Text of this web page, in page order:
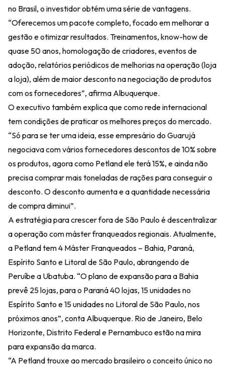
no Brasil, o investidor obtém uma série de vantagens.
“Oferecemos um pacote completo, focado em melhorar a
gestão e otimizar resultados. Treinamentos, know-how de
quase 50 anos, homologação de criadores, eventos de
adoção, relatórios periódicos de melhorias na operação (loja
a loja), além de maior desconto na negociação de produtos
com os fornecedores”, afirma Albuquerque.
O executivo também explica que como rede internacional
tem condições de praticar os melhores preços do mercado.
“Só para se ter uma ideia, esse empresário do Guarujá
negociava com vários fornecedores descontos de 10% sobre
os produtos, agora como Petland ele terá 15%, e ainda não
precisa comprar mais toneladas de rações para conseguir o
desconto. O desconto aumenta e a quantidade necessária
de compra diminui”.
A estratégia para crescer fora de São Paulo é descentralizar
a operação com máster franqueados regionais. Atualmente,
a Petland tem 4 Máster Franqueados – Bahia, Paraná,
Espírito Santo e Litoral de São Paulo, abrangendo de
Peruíbe a Ubatuba. “O plano de expansão para a Bahia
prevê 25 lojas, para o Paraná 40 lojas, 15 unidades no
Espírito Santo e 15 unidades no Litoral de São Paulo, nos
próximos anos”, conta Albuquerque. Rio de Janeiro, Belo
Horizonte, Distrito Federal e Pernambuco estão na mira
para expansão da marca.
“A Petland trouxe ao mercado brasileiro o conceito único no